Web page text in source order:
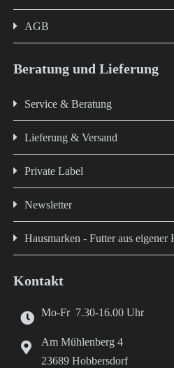
AGB
Beratung und Lieferung
Service & Beratung
Lieferung & Versand
Private Label
Newsletter
Hausmarken - Futter aus eigener
Kontakt
Mo-Fr 7.30-16.00 Uhr
Am Mühlenberg 4
23689 Hobbersdorf